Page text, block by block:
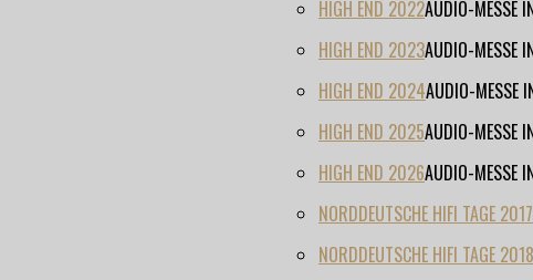
HIGH END 2022AUDIO-MESSE
HIGH END 2023AUDIO-MESSE
HIGH END 2024AUDIO-MESSE
HIGH END 2025AUDIO-MESSE
HIGH END 2026AUDIO-MESSE
NORDDEUTSCHE HIFI TAGE 2017
NORDDEUTSCHE HIFI TAGE 2018